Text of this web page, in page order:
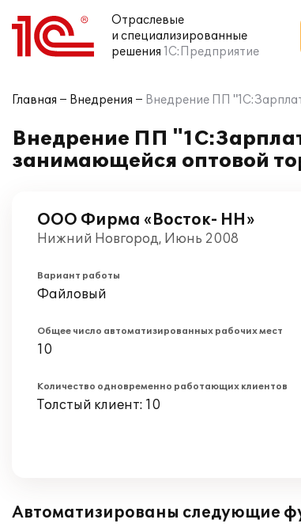
Отраслевые
и специализированные
решения 1С:Предприятие
Главная Внедрения Внедрение ПП
Внедрение ПП
занимающейся оптовой
ООО Фирма «Восток- НН»
Нижний Новгород, Июнь 2008
Вариант работы
Файловый
Общее число автоматизированных рабочих мест
10
Количество одновременно работающих клиентов
Толстый клиент: 10
Автоматизированы следующие